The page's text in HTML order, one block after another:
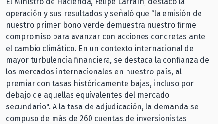
operación y sus resultados y señaló que “la emisión de
nuestro primer bono verde demuestra nuestro firme
compromiso para avanzar con acciones concretas ante
el cambio climático. En un contexto internacional de
mayor turbulencia financiera, se destaca la confianza de
los mercados internacionales en nuestro país, al
premiar con tasas históricamente bajas, incluso por
debajo de aquellas equivalentes del mercado
secundario". A la tasa de adjudicación, la demanda se
compuso de más de 260 cuentas de inversionistas